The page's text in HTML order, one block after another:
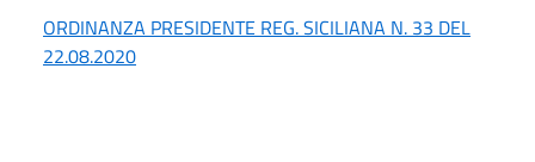
ORDINANZA PRESIDENTE REG. SICILIANA N. 33 DEL
22.08.2020